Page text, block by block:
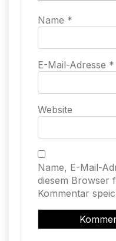
Name *
E-Mail-Adresse *
Website
Name, E-Mail-
diesem Browser
Kommentar